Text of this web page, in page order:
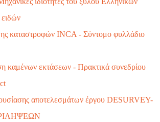
καταστροφών INCA - Σύντομο φυλλάδιο
καμένων εκτάσεων - Πρακτικά συνεδρίου
αποτελεσμάτων έργου DESURVEY-